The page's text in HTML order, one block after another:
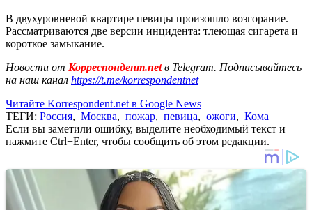
В двухуровневой квартире певицы произошло возгорание.
Рассматриваются две версии инцидента: тлеющая сигарета и
короткое замыкание.
Новости от Корреспондент.netв Telegram. Подписывайтесь
на наш канал https://t.me/korrespondentnet
Читайте Korrespondent.net в Google News
ТЕГИ: Россия, Москва, пожар, певица, ожоги, Кома
Если вы заметили ошибку, выделите необходимый текст и
нажмите Ctrl+Enter, чтобы сообщить об этом редакции.